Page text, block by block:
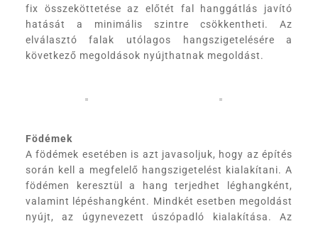
fix összeköttetése az előtét fal hanggátlás javító
hatását a minimális szintre csökkentheti. Az
elválasztó falak utólagos hangszigetelésére a
következő megoldások nyújthatnak megoldást.
Födémek
A födémek esetében is azt javasoljuk, hogy az építés
során kell a megfelelő hangszigetelést kialakítani. A
födémen keresztül a hang terjedhet léghangként,
valamint lépéshangként. Mindkét esetben megoldást
nyújt, az úgynevezett úszópadló kialakítása. Az